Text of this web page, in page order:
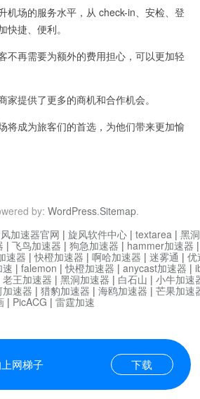
场的服务水平，从 check-in、安检、登
快捷、便利。
再需要为额外的费用担心，可以更加轻
提供了更多的商机和合作机会。
成为旅客们的首选，为他们带来更加愉
by: WordPress.Sitemap.
网梯子 下载
加速器官网 | 旋风软件中心 | textarea | 黑
| 飞鸟加速器 | 狗急加速器 | hammer加速器
速器 |快橙加速器 | 啊哈加速器 | 迷雾通 | 优
| falemon |快橙加速器 | anycast加速器 |
老王加速器 | 黑洞加速器 | 白石山 | 小牛加速
速器 | 猎豹加速器 | 海鸥加速器 | 芒果加速
| PicACG | 雷霆加速